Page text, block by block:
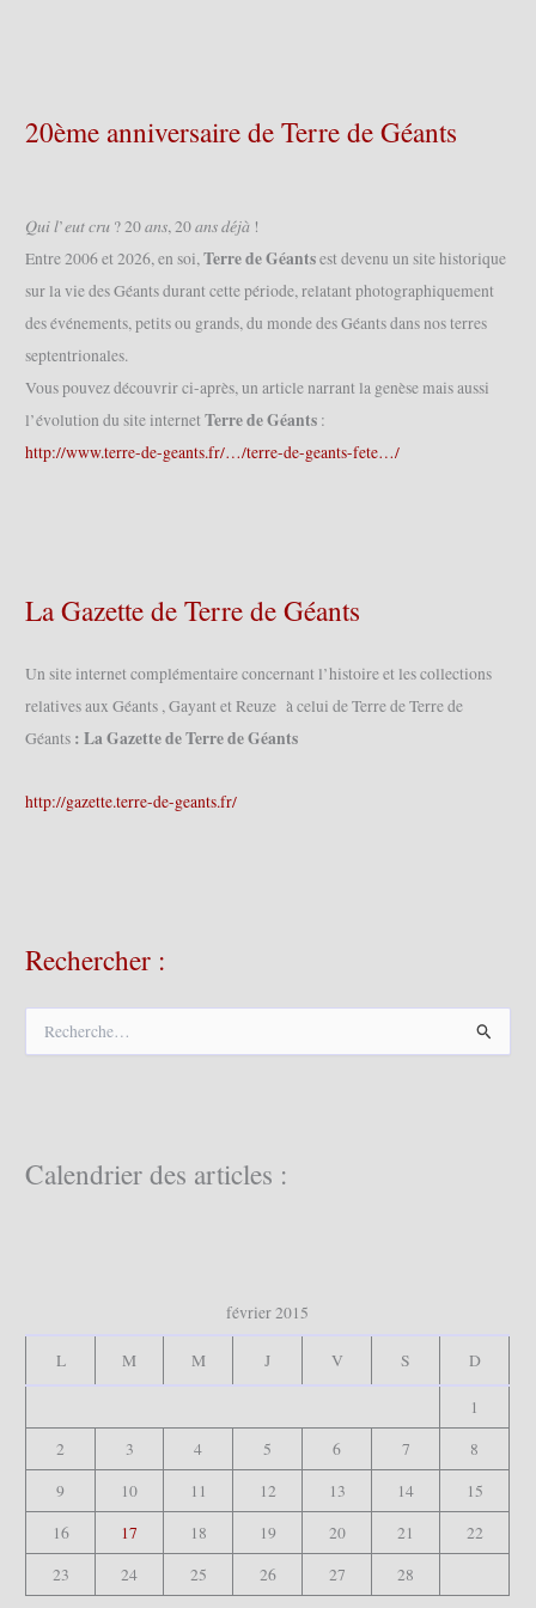
20ème anniversaire de Terre de Géants
𝑄𝑢𝑖 𝑙’𝑒𝑢𝑡 𝑐𝑟𝑢 ? 20 𝑎𝑛𝑠, 20 𝑎𝑛𝑠 𝑑𝑒́𝑗𝑎̀ !
Entre 2006 et 2026, en soi,Terre de Géantsest devenu un site historique
sur la vie des Géants durant cette période, relatant photographiquement
des événements, petits ou grands, du monde des Géants dans nos terres
septentrionales.
Vous pouvez découvrir ci-après, un article narrant la genèse mais aussi
l’évolution du site internet Terre de Géants :
http://www.terre-de-geants.fr/…/terre-de-geants-fete…/
La Gazette de Terre de Géants
Un site internet complémentaire concernant l’histoire et les collections
relatives aux Géants , Gayant et Reuze à celui de Terre de Terre de
Géants : La Gazette de Terre de Géants
http://gazette.terre-de-geants.fr/
Rechercher :
c
h
Calendrier des articles :
février 2015
L M M J V S D
1
2
3 4 5 6 7
8
9
10 11 12 13 14
15
16
17 18 19 20 21
22
23
24 25 26 27 28